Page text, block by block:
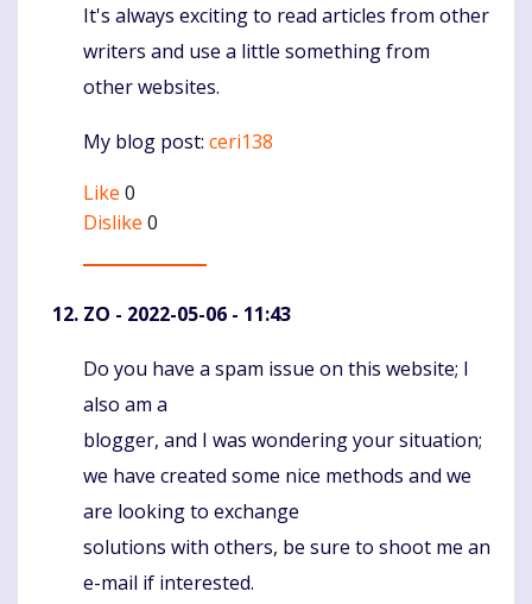
It's always exciting to read articles from other
writers and use a little something from
other websites.
My blog post: ceri138
Like 0
Dislike 0
ZO - 2022-05-06 - 11:43
Komentaras
Do you have a spam issue on this website; I
also am a
blogger, and I was wondering your situation;
we have created some nice methods and we
are looking to exchange
solutions with others, be sure to shoot me an
e-mail if interested.